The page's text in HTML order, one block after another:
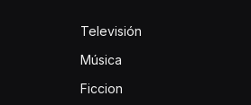
Televisión
Música
Ficcion